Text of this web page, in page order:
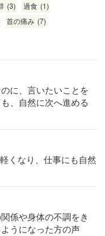
(3) 過食 (1)
首の痛み (7)
に、言いたいことを
、自然に次へ進める
くなり、仕事にも自然
係や身体の不調をき
うになった方の声